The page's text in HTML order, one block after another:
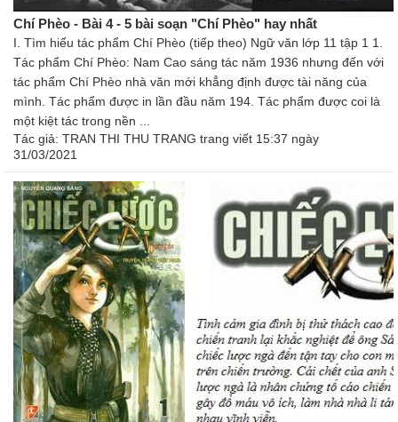
Chí Phèo - Bài 4 - 5 bài soạn "Chí Phèo" hay nhất
I. Tìm hiểu tác phẩm Chí Phèo (tiếp theo) Ngữ văn lớp 11 tập 1 1.
Tác phẩm Chí Phèo: Nam Cao sáng tác năm 1936 nhưng đến với
tác phẩm Chí Phèo nhà văn mới khẳng định được tài năng của
mình. Tác phẩm được in lần đầu năm 194. Tác phẩm được coi là
một kiệt tác trong nền ...
Tác giả: TRAN THI THU TRANG trang viết 15:37 ngày
31/03/2021